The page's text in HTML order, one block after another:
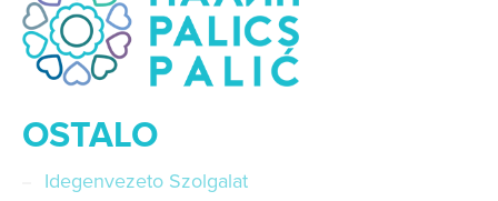
OSTALO
Idegenvezeto Szolgalat